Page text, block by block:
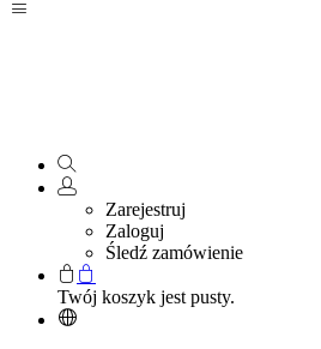
Zarejestruj
Zaloguj
Śledź zamówienie
Twój koszyk jest pusty.